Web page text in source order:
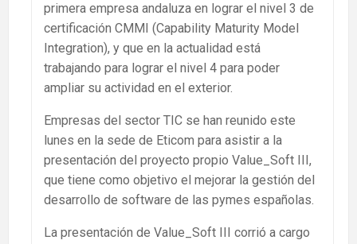
primera empresa andaluza en lograr el nivel 3 de
certificación CMMI (Capability Maturity Model
Integration), y que en la actualidad está
trabajando para lograr el nivel 4 para poder
ampliar su actividad en el exterior.
Empresas del sector TIC se han reunido este
lunes en la sede de Eticom para asistir a la
presentación del proyecto propio Value_Soft III,
que tiene como objetivo el mejorar la gestión del
desarrollo de software de las pymes españolas.
La presentación de Value_Soft III corrió a cargo